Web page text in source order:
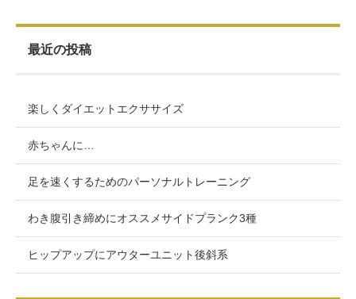
最近の投稿
楽しくダイエットエクササイズ
赤ちゃんに…
足を速くするためのパーソナルトレーニング
わき腹引き締めにオススメサイドプランク3種
ヒップアップにアウターユニット後斜系